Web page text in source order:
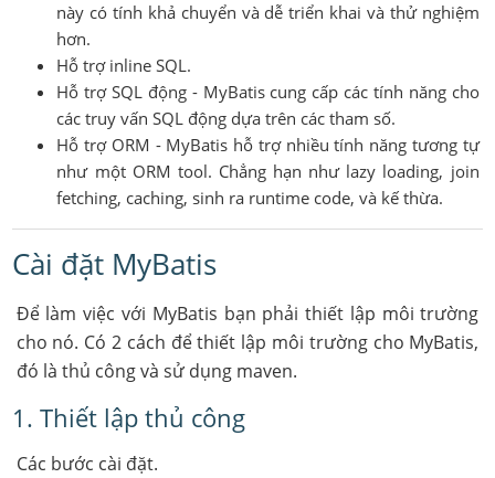
này có tính khả chuyển và dễ triển khai và thử nghiệm
hơn.
Hỗ trợ inline SQL.
Hỗ trợ SQL động - MyBatis cung cấp các tính năng cho
các truy vấn SQL động dựa trên các tham số.
Hỗ trợ ORM - MyBatis hỗ trợ nhiều tính năng tương tự
như một ORM tool. Chẳng hạn như lazy loading, join
fetching, caching, sinh ra runtime code, và kế thừa.
Cài đặt MyBatis
Để làm việc với MyBatis bạn phải thiết lập môi trường
cho nó. Có 2 cách để thiết lập môi trường cho MyBatis,
đó là thủ công và sử dụng maven.
1. Thiết lập thủ công
Các bước cài đặt.